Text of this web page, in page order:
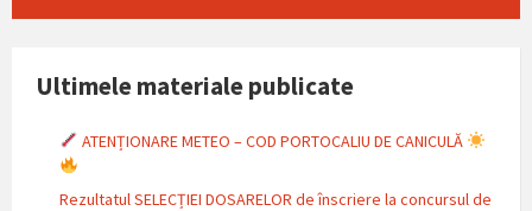
Ultimele materiale publicate
ATENȚIONARE METEO – COD PORTOCALIU DE CANICULĂ
Rezultatul SELECȚIEI DOSARELOR de înscriere la concursul de